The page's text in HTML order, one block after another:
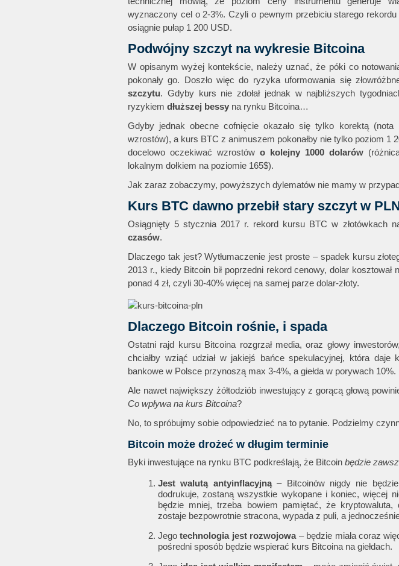
wyznaczony cel o 2-3%. Czyli o pewnym przebiciu starego
osiągnie pułap 1 200 USD.
Podwójny szczyt na wykresie Bitcoina
W opisanym wyżej kontekście, należy uznać, że póki co
pokonały go. Doszło więc do ryzyka uformowania się
szczytu. Gdyby kurs nie zdołał jednak w najbliższych
ryzykiem dłuższej bessy na rynku Bitcoina…
Gdyby jednak obecne cofnięcie okazało się tylko korektą
wzrostów), a kurs BTC z animuszem pokonałby nie tylko poziom 1
docelowo oczekiwać wzrostów o kolejny 1000 dolarów
lokalnym dołkiem na poziomie 165$).
Jak zaraz zobaczymy, powyższych dylematów nie mamy w
Kurs BTC dawno przebił stary szczyt w
Osiągnięty 5 stycznia 2017 r. rekord kursu BTC w złotówkach
czasów.
Dlaczego tak jest? Wytłumaczenie jest proste – spadek kursu
2013 r., kiedy Bitcoin bił poprzedni rekord cenowy, dolar
ponad 4 zł, czyli 30-40% więcej na samej parze dolar-złoty.
Dlaczego Bitcoin rośnie, i spada
Ostatni rajd kursu Bitcoina rozgrzał media, oraz głowy
chciałby wziąć udział w jakiejś bańce spekulacyjnej, która
bankowe w Polsce przynoszą max 3-4%, a giełda w porywach 10%.
Ale nawet największy żółtodziób inwestujący z gorącą głową
Co wpływa na kurs Bitcoina?
No, to spróbujmy sobie odpowiedzieć na to pytanie. Podzielmy
Bitcoin może drożeć w długim terminie
Byki inwestujące na rynku BTC podkreślają, że Bitcoin będzie
Jest walutą antyinflacyjną– Bitcoinów nigdy nie
dodrukuje, zostaną wszystkie wykopane i koniec, więcej
będzie mniej, trzeba bowiem pamiętać, że
zostaje bezpowrotnie stracona, wypada z puli, a
Jegotechnologia jest rozwojowa– będzie miała coraz
pośredni sposób będzie wspierać kurs Bitcoina na giełdach.